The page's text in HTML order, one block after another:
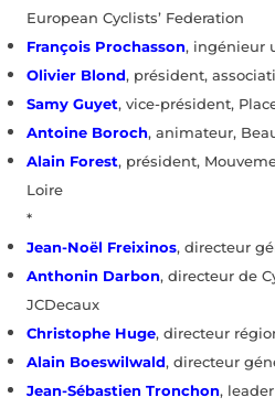
European Cyclists’ Federation
François Prochasson, ingénieur
Olivier Blond, président,
Samy Guyet, vice-président,
Antoine Boroch, animateur,
Alain Forest, président,
Loire
*
Jean-Noël Freixinos, directeur
Anthonin Darbon, directeur de
JCDecaux
Christophe Huge, directeur
Alain Boeswilwald, directeur
Jean-Sébastien Tronchon,